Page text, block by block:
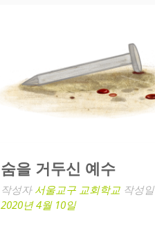
숨을 거두신 예수
작성자 서울교구 교회학교 작성
2020년 4월 10일